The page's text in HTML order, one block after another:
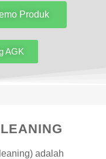
Produk
AGK
adalah